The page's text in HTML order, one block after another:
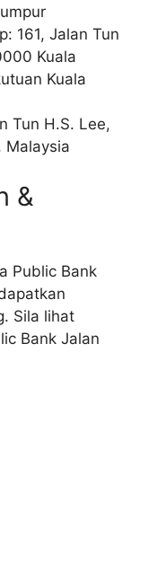
161, Jalan Tun
Kuala
Kuala
Tun H.S. Lee,
Malaysia
&
Public Bank
Sila lihat
Bank Jalan